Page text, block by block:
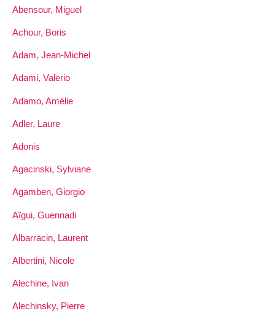
Abensour, Miguel
Achour, Boris
Adam, Jean-Michel
Adami, Valerio
Adamo, Amélie
Adler, Laure
Adonis
Agacinski, Sylviane
Agamben, Giorgio
Aïgui, Guennadi
Albarracin, Laurent
Albertini, Nicole
Alechine, Ivan
Alechinsky, Pierre